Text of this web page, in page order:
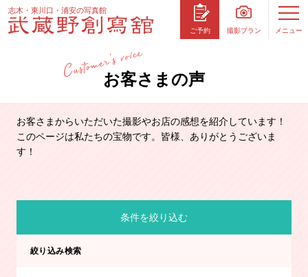
志木・東川口・浦安の写真館
ご予約 撮影プラン メニュー
お客さまの声
お客さまからいただいた撮影やお店の感想を紹介しています！
このページは私たちの宝物です。皆様、ありがとうございま
す！
条件を絞り込む
絞り込み検索